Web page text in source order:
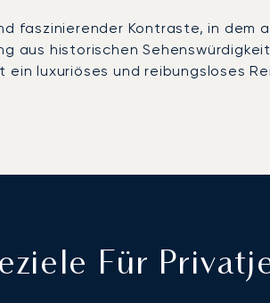
faszinierender Kontraste, in
aus historischen
ein luxuriöses und reibungsloses
Für